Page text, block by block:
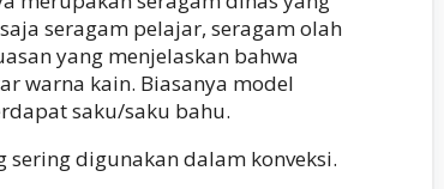
seragam pelajar, seragam olah
yang menjelaskan bahwa
warna kain. Biasanya model
saku/saku bahu.
digunakan dalam konveksi.